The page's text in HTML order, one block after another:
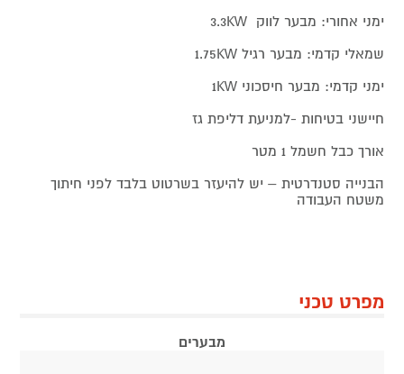
ימני אחורי: מבער לווק 3.3KW
שמאלי קדמי: מבער רגיל 1.75KW
ימני קדמי: מבער חיסכוני 1KW
חיישני בטיחות -למניעת דליפת גז
אורך כבל חשמל 1 מטר
הבנייה סטנדרטית – יש להיעזר בשרטוט בלבד לפני חיתוך
משטח העבודה
מפרט טכני
מבערים